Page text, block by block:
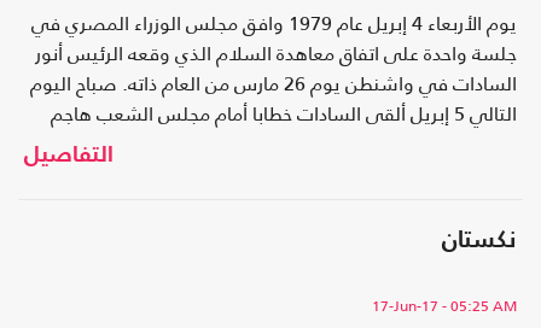
يوم الأربعاء 4 إبريل عام 1979 وافق مجلس الوزراء المصري في
جلسة واحدة على اتفاق معاهدة السلام الذي وقعه الرئيس أنور
السادات في واشنطن يوم 26 مارس من العام ذاته. صباح اليوم
التالي 5 إبريل ألقى السادات خطابا أمام مجلس الشعب هاجم
التفاصيل
نكستان
17-Jun-17 - 05:25 AM